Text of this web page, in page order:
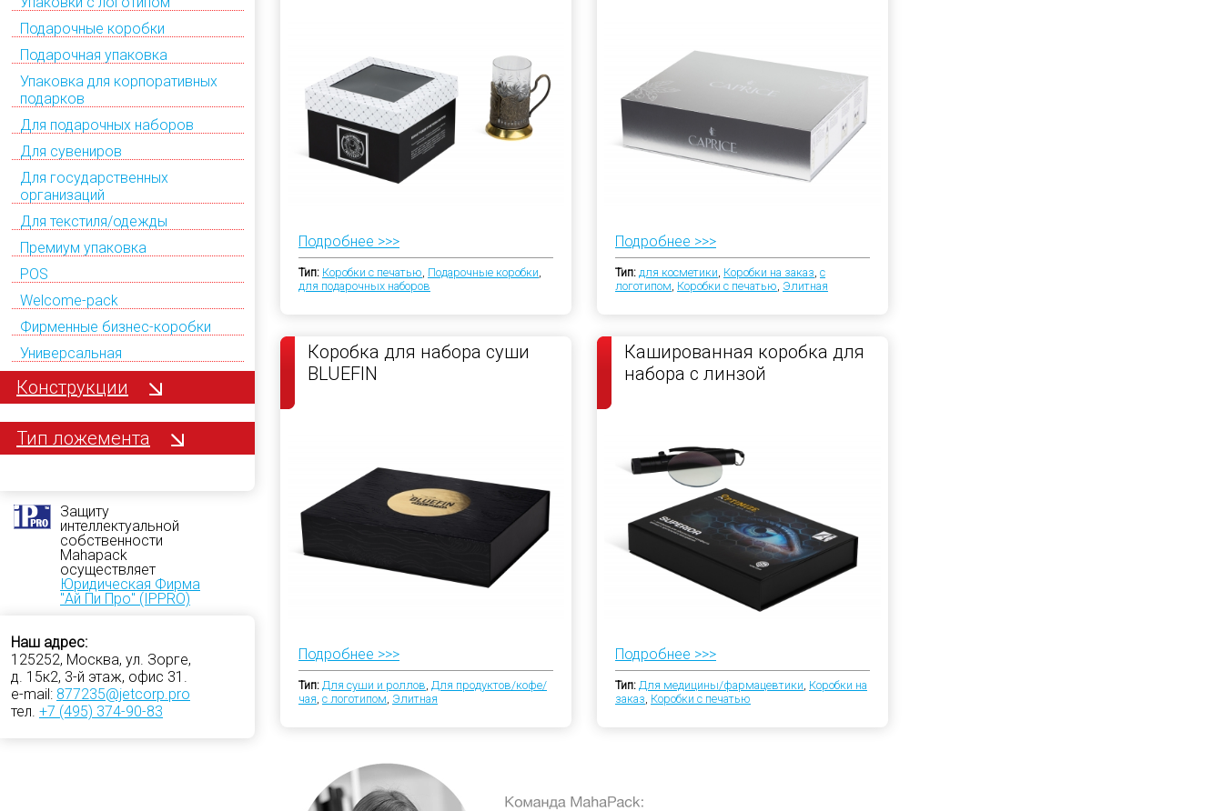
Подарочные коробки
Подарочная упаковка
Упаковка для корпоративных
подарков
Для подарочных наборов
Для сувениров
Для государственных
организаций
Для текстиля/одежды
Премиум упаковка
POS
Welcome-pack
Фирменные бизнес-коробки
Универсальная
Конструкции
Тип ложемента
Защиту
интеллектуальной
собственности
Mahapack
осуществляет
Юридическая Фирма
"Ай Пи Про" (IPPRO)
Наш адрес:
125252, Москва, ул. Зорге,
д. 15к2, 3-й этаж, офис 31.
e-mail: 877235@jetcorp.pro
тел. +7 (495) 374-90-83
Подробнее >>>
Тип: Коробки с печатью, Подарочные коробки,
для подарочных наборов
Подробнее >>>
Тип: для косметики, Коробки на заказ, с
логотипом, Коробки с печатью, Элитная
Коробка для набора суши
BLUEFIN
Подробнее >>>
Тип: Для суши и роллов, Для продуктов/кофе/
чая, с логотипом, Элитная
Кашированная коробка для
набора с линзой
Подробнее >>>
Тип: Для медицины/фармацевтики, Коробки на
заказ, Коробки с печатью